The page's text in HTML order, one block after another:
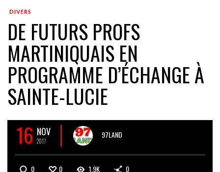
DIVERS
DE FUTURS PROFS
MARTINIQUAIS EN
PROGRAMME D’ÉCHANGE À
SAINTE-LUCIE
16 NOV
2017
97LAND
0 0 1.9K 0